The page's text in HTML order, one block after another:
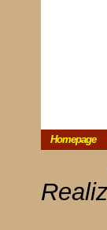
Homepage